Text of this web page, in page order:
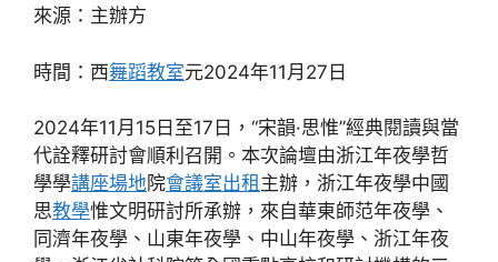
來源：主辦方
時間：西舞蹈教室元2024年11月27日
2024年11月15日至17日，“宋韻·思惟”經典閱讀與當
代詮釋研討會順利召開。本次論壇由浙江年夜學哲
學學講座場地院會議室出租 主辦，浙江年夜學中國
思教學惟文明研討所承辦，來自華東師范年夜學、
同濟年夜學、山東年夜學、中山年夜學、浙江年夜